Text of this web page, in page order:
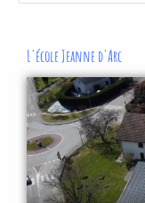
L'école Jeanne d'Arc